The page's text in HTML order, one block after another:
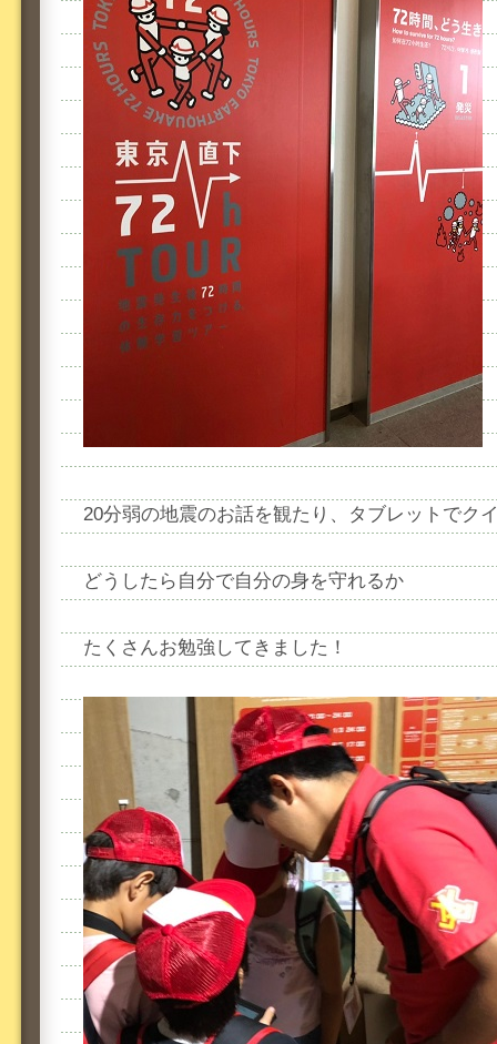
20分弱の地震のお話を観たり、タブレットでク
どうしたら自分で自分の身を守れるか
たくさんお勉強してきました！